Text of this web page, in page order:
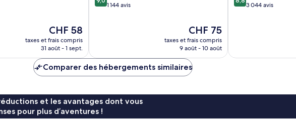
Le
nouveau
prix
de
CHF 58
CHF 58
taxes et frais compris
31 août - 1 sept.
sur 1 144 avis
Le
nouveau
prix
de
CHF 75
CHF 75
taxes et frais compris
9 août - 10 août
sur 3 044 avis
Comparer des hébergements similaires
et les avantages dont vous
pour plus d’aventures !